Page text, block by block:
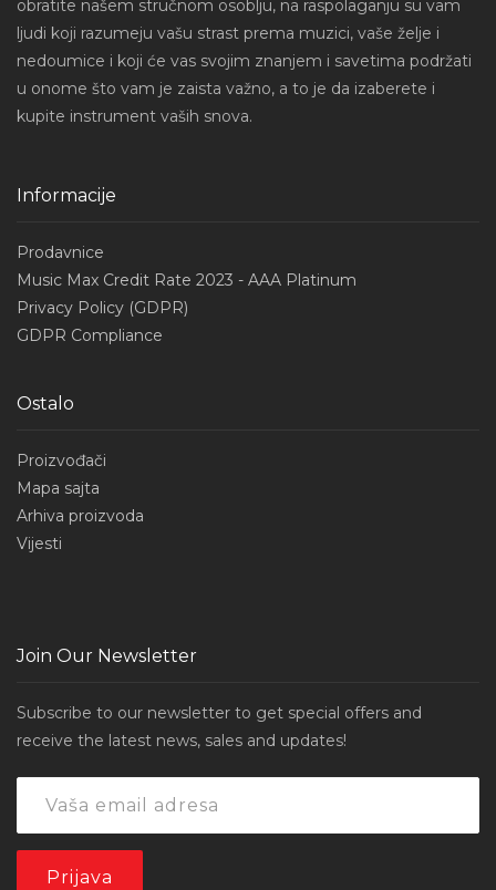
obratite našem stručnom osoblju, na raspolaganju su vam
ljudi koji razumeju vašu strast prema muzici, vaše želje i
nedoumice i koji će vas svojim znanjem i savetima podržati
u onome što vam je zaista važno, a to je da izaberete i
kupite instrument vaših snova.
Informacije
Prodavnice
Music Max Credit Rate 2023 - AAA Platinum
Privacy Policy (GDPR)
GDPR Compliance
Ostalo
Proizvođači
Mapa sajta
Arhiva proizvoda
Vijesti
Join Our Newsletter
Subscribe to our newsletter to get special offers and
receive the latest news, sales and updates!